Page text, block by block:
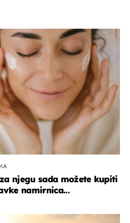
njegu sada možete kupiti
namirnica...